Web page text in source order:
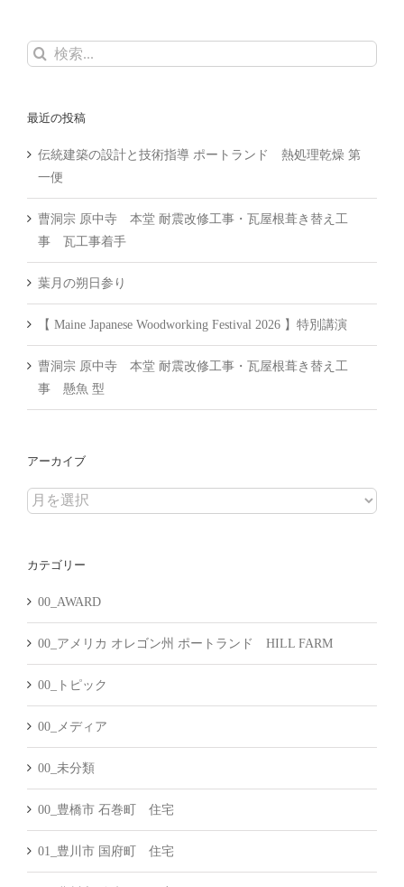
検
最近の投稿
伝統建築の設計と技術指導 ポートランド 熱処理乾燥 第
一便
曹洞宗 原中寺 本堂 耐震改修工事・瓦屋根葺き替え工
事 瓦工事着手
葉月の朔日参り
【 Maine Japanese Woodworking Festival 2026 】特別講演
曹洞宗 原中寺 本堂 耐震改修工事・瓦屋根葺き替え工
事 懸魚 型
アーカイブ
ア
イ
カテゴリー
00_AWARD
00_アメリカ オレゴン州 ポートランド HILL FARM
00_トピック
00_メディア
00_未分類
00_豊橋市 石巻町 住宅
01_豊川市 国府町 住宅